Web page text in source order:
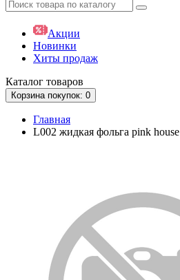
Акции
Новинки
Хиты продаж
Каталог товаров
Корзинапокупок: 0
Главная
L002 жидкая фольга pink house